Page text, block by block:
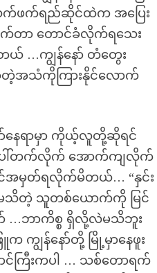
က်ဖက်ရည်ဆိုင်ထဲက အပြေး
တာ တောင်ခံလိုက်ရသေး
ယ် …ကျွန်နော် တံတွေး
တဲ့အသံကိုကြားနိုင်လောက်
နေရာမှာ ကိုယ့်လူတို့ဆိုရင်
ေါ်တက်လိုက် အောက်ကျလိုက်
င်အမှတ်ရလိုက်မိတယ်… “နှင်း
မသိတဲ့ သူတစ်ယောက်ကို မြင်
…ဘာကိစ္စ ရှိလို့လဲမသိဘူး
ကျွန်နော်တို့ မြို့မှာနေဖူး
ြီးကပါ … သစ်တောရက်